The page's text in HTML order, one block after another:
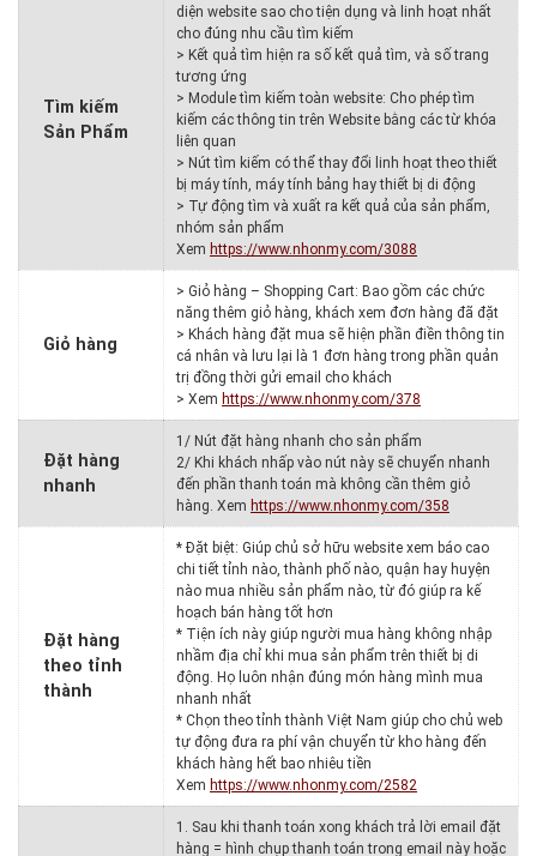
Tìm kiếm
Sản Phẩm
diện website sao cho tiện dụng và linh hoạt nhất
cho đúng nhu cầu tìm kiếm
> Kết quả tìm hiện ra số kết quả tìm, và số trang
tương ứng
> Module tìm kiếm toàn website: Cho phép tìm
kiếm các thông tin trên Website bằng các từ khóa
liên quan
> Nút tìm kiếm có thể thay đổi linh hoạt theo thiết
bị máy tính, máy tính bảng hay thiết bị di động
> Tự động tìm và xuất ra kết quả của sản phẩm,
nhóm sản phẩm
Xem https://www.nhonmy.com/3088
Giỏ hàng
> Giỏ hàng – Shopping Cart: Bao gồm các chức
năng thêm giỏ hàng, khách xem đơn hàng đã đặt
> Khách hàng đặt mua sẽ hiện phần điền thông tin
cá nhân và lưu lại là 1 đơn hàng trong phần quản
trị đồng thời gửi email cho khách
> Xem https://www.nhonmy.com/378
Đặt hàng
nhanh
1/ Nút đặt hàng nhanh cho sản phẩm
2/ Khi khách nhấp vào nút này sẽ chuyển nhanh
đến phần thanh toán mà không cần thêm giỏ
hàng. Xem https://www.nhonmy.com/358
Đặt hàng
theo tỉnh
thành
* Đặt biệt: Giúp chủ sở hữu website xem báo cao
chi tiết tỉnh nào, thành phố nào, quận hay huyện
nào mua nhiều sản phẩm nào, từ đó giúp ra kế
hoạch bán hàng tốt hơn
* Tiện ích này giúp người mua hàng không nhập
nhầm địa chỉ khi mua sản phẩm trên thiết bị di
động. Họ luôn nhận đúng món hàng mình mua
nhanh nhất
* Chọn theo tỉnh thành Việt Nam giúp cho chủ web
tự động đưa ra phí vận chuyển từ kho hàng đến
khách hàng hết bao nhiêu tiền
Xem https://www.nhonmy.com/2582
1. Sau khi thanh toán xong khách trả lời email đặt
hàng = hình chụp thanh toán trong email này hoặc